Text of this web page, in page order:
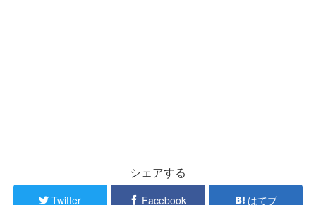
シェアする
Twitter Facebook はてブ